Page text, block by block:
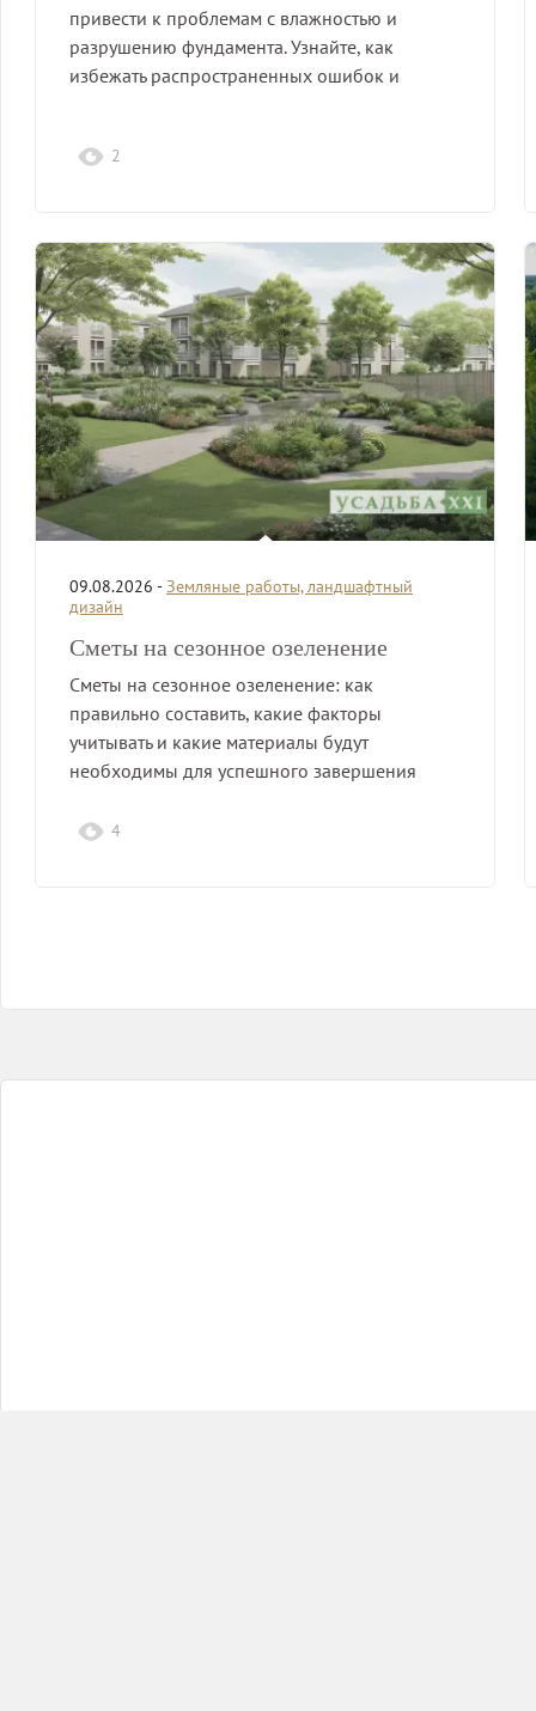
привести к проблемам с влажностью и
разрушению фундамента. Узнайте, как
избежать распространенных ошибок и
2
09.08.2026 - Земляные работы, ландшафтный
дизайн
Сметы на сезонное озеленение
Сметы на сезонное озеленение: как
правильно составить, какие факторы
учитывать и какие материалы будут
необходимы для успешного завершения
4